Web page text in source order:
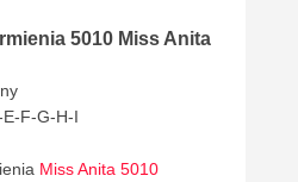
5010 Miss Anita
F-G-H-I
Miss Anita 5010